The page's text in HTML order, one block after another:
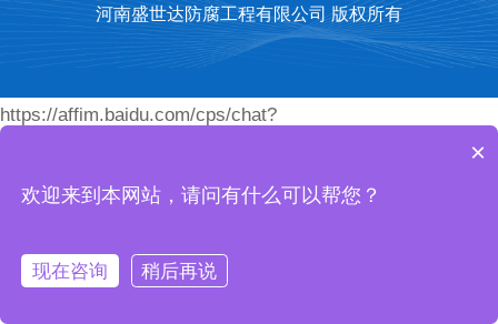
河南盛世达防腐工程有限公司 版权所有
https://affim.baidu.com/cps/chat?
×
欢迎来到本网站，请问有什么可以帮您？
现在咨询 稍后再说